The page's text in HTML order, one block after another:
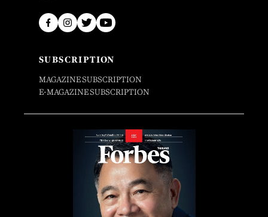
SUBSCRIPTION
MAGAZINE SUBSCRIPTION
E-MAGAZINE SUBSCRIPTION